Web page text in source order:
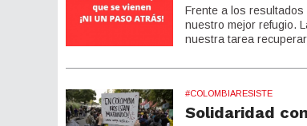
Frente a los resultados
nuestro mejor refugio.
nuestra tarea
#COLOMBIARESISTE
Solidaridad